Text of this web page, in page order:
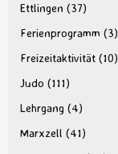
Ettlingen (37)
Ferienprogramm (3)
Freizeitaktivität (10)
Judo (111)
Lehrgang (4)
Marxzell (41)